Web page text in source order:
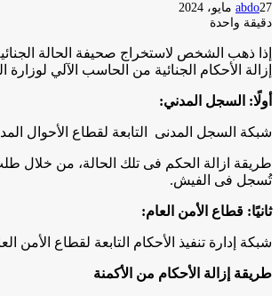
abdo27 مايو، 2024
دقيقة واحدة
إذا ذهب الشخص لاستخراج صحيفة الحالة
إزالة الأحكام الجنائية من الحاسب الآلي لوزارة
أولًا: السجل المدني:
شبكة السجل المدنى التابعة لقطاع الأحوال
طريقة ازالة الحكم فى تلك الحالة، من خلال
تُسجل فى الفيش.
ثانيًا: قطاع الأمن العام:
شبكة إدارة تنفيذ الأحكام التابعة لقطاع
طريقة إزالة الأحكام من الأكمنة